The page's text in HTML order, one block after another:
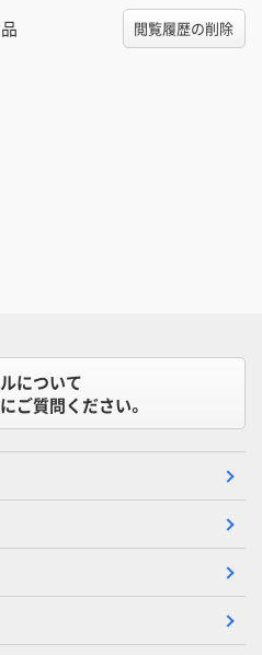
閲覧履歴の削除
について
ご質問ください。